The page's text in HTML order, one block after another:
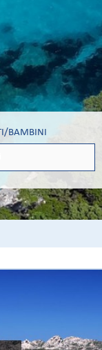
BAMBINI